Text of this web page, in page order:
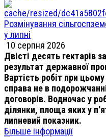
Розмінування
у липні
10 серпня 2026
Двісті десять гектарів
результат державної
Вартість робіт при
справа не в
договорів. Водночас у
ділянки, площа яких у
липневий показник.
Більше інформації